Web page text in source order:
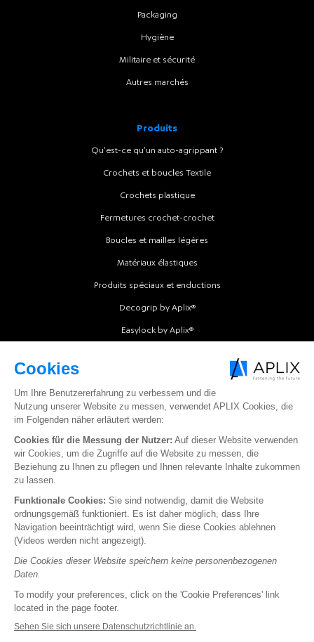
Packaging
Hygiène
Militaire et sécurité
Autres marchés
Produits
Qu'est-ce qu'un auto-agrippant ?
Crochets et boucles Textile
Crochets plastique
Fermetures crochet-crochet
Boucles et mailles légères
Matériaux élastiques
Produits spéciaux et enductions
Decogrip by Aplix®
Easylock by Aplix®
Softgrip by Aplix®
Softloop by Aplix®
Texloop by Aplix®
Suivez-nous